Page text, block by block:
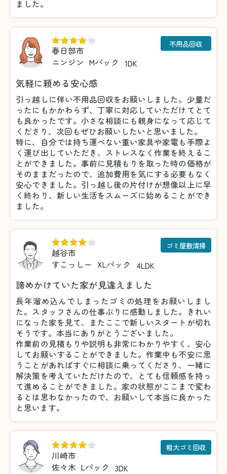
ました。
春日部市
ニンジン Mパック 1DK
不用品回収
気軽に頼める安心感
引っ越しに伴い不用品回収をお願いしました。少量だ
ったにもかかわらず、丁寧に対応していただけてとて
も良かったです。小さな相談にも親身になって応じて
くださり、次回もぜひお願いしたいと思いました。
特に、自分では持ち運べない重い家具や家電も手際よ
く運び出していただき、ストレスなく作業を終えるこ
とができました。事前に見積もりを取った時の価格が
そのままだったので、追加費用を気にする必要もなく
安心できました。引っ越し後の片付けが想像以上に早
く終わり、新しい生活をスムーズに始めることができ
ました。
越谷市
すこっしー
XLパック 4LDK
ゴミ屋敷清掃
諦めかけていた家が見違えました
長年溜め込んでしまったゴミの処理をお願いしまし
た。スタッフさんの仕事ぶりに感動しました。きれい
になった家を見て、またここで新しいスタートが切れ
そうです。本当にありがとうございました。
作業前の見積もりや説明も非常にわかりやすく、安心
してお願いすることができました。作業中も不安に思
うことがあればすぐに相談に乗ってくださり、一緒に
解決策を考えていただけたので、とても信頼感を持っ
て進めることができました。家の状態がここまで変わ
るとは思わなかったので、お願いして本当に良かった
と思います。
川崎市
佐々木 Lパック 3DK
粗大ゴミ回収